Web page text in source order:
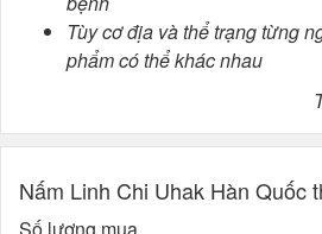
Tùy cơ địa và thể trạng từng
phẩm có thể khác nhau
Nấm Linh Chi Uhak Hàn Quốc
Số lượng mua